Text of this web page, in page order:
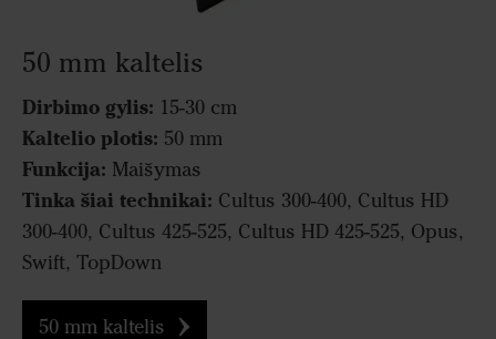
50 mm kaltelis
Dirbimo gylis: 15-30 cm
Kaltelio plotis: 50 mm
Funkcija: Maišymas
Tinka šiai technikai: Cultus 300-400, Cultus HD
300-400, Cultus 425-525, Cultus HD 425-525, Opus,
Swift, TopDown
50 mm kaltelis